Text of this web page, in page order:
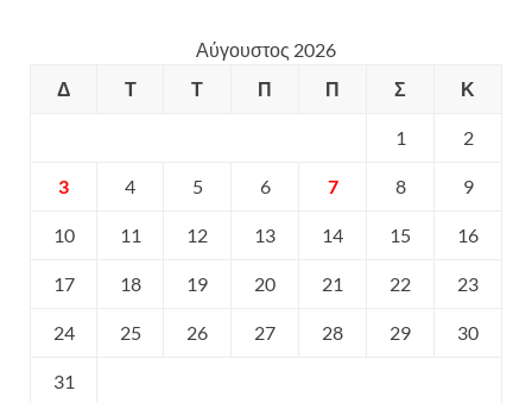
Αύγουστος 2026
Δ
Τ Τ Π Π Σ Κ
1 2
3 4 5 6 7 8 9
10 11 12 13 14 15 16
17 18 19 20 21 22 23
24 25 26 27 28 29 30
31